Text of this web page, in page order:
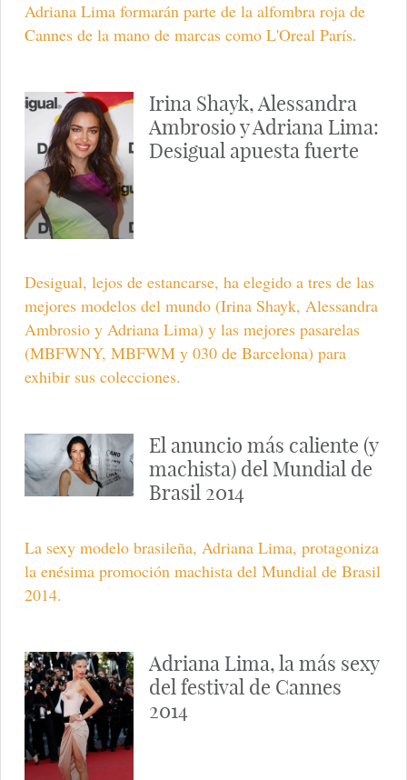
Adriana Lima formarán parte de la alfombra roja de
Cannes de la mano de marcas como L'Oreal París.
Irina Shayk, Alessandra
Ambrosio y Adriana Lima:
Desigual apuesta fuerte
Desigual, lejos de estancarse, ha elegido a tres de las
mejores modelos del mundo (Irina Shayk, Alessandra
Ambrosio y Adriana Lima) y las mejores pasarelas
(MBFWNY, MBFWM y 030 de Barcelona) para
exhibir sus colecciones.
El anuncio más caliente (y
machista) del Mundial de
Brasil 2014
La sexy modelo brasileña, Adriana Lima, protagoniza
la enésima promoción machista del Mundial de Brasil
2014.
Adriana Lima, la más sexy
del festival de Cannes
2014